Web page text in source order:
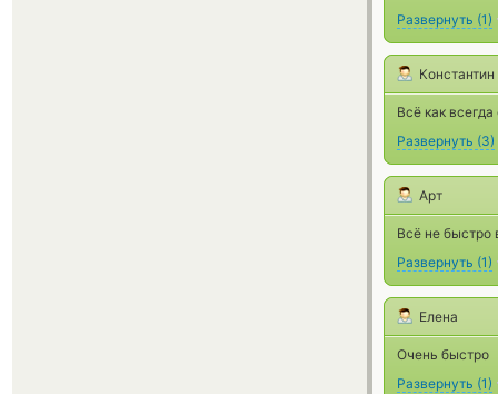
Развернуть (1)
Константин
Всё как
Развернуть (3)
Арт
Всё не быстро
Развернуть (1)
Елена
Очень быстро
Развернуть (1)